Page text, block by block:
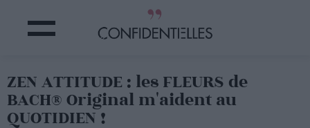
ZEN ATTITUDE : les FLEURS de
BACH® Original m'aident au
QUOTIDIEN !